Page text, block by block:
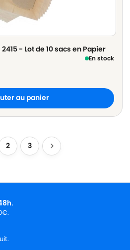
- Lot de 10 sacs en Papier
En stock
au panier
2 3